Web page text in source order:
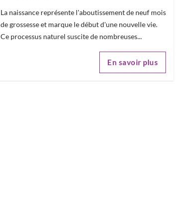
La naissance représente l'aboutissement de neuf mois
de grossesse et marque le début d'une nouvelle vie.
Ce processus naturel suscite de nombreuses...
En savoir plus